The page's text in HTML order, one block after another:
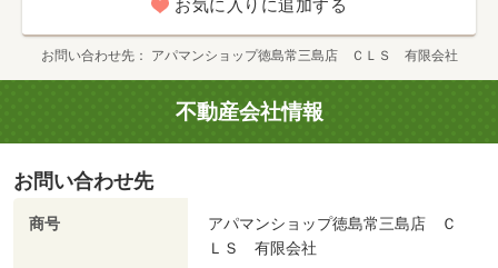
お気に入りに追加する
お問い合わせ先 アパマンショップ徳島常三島店 ＣＬＳ 有限会社
不動産会社情報
お問い合わせ先
商号
アパマンショップ徳島常三島店 Ｃ
ＬＳ 有限会社